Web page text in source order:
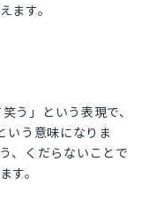
ます。
う」という表現で、
う意味になりま
、くだらないことで
す。